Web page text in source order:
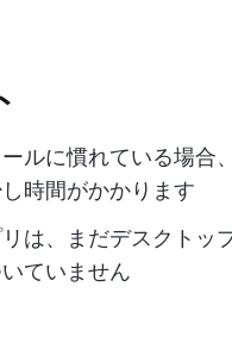
ルに慣れている場合
時間がかかります
は、まだデスクトッ
ていません